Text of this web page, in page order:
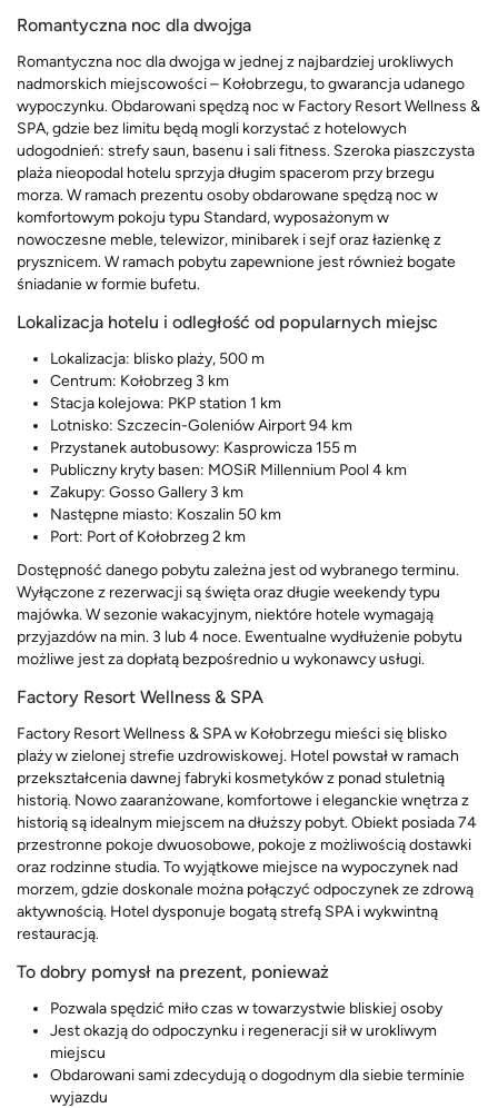
Romantyczna noc dla dwojga
Romantyczna noc dla dwojga w jednej z najbardziej urokliwych
nadmorskich miejscowości – Kołobrzegu, to gwarancja udanego
wypoczynku. Obdarowani spędzą noc w Factory Resort Wellness &
SPA, gdzie bez limitu będą mogli korzystać z hotelowych
udogodnień: strefy saun, basenu i sali fitness. Szeroka piaszczysta
plaża nieopodal hotelu sprzyja długim spacerom przy brzegu
morza. W ramach prezentu osoby obdarowane spędzą noc w
komfortowym pokoju typu Standard, wyposażonym w
nowoczesne meble, telewizor, minibarek i sejf oraz łazienkę z
prysznicem. W ramach pobytu zapewnione jest również bogate
śniadanie w formie bufetu.
Lokalizacja hotelu i odległość od popularnych miejsc
Lokalizacja: blisko plaży, 500 m
Centrum: Kołobrzeg 3 km
Stacja kolejowa: PKP station 1 km
Lotnisko: Szczecin-Goleniów Airport 94 km
Przystanek autobusowy: Kasprowicza 155 m
Publiczny kryty basen: MOSiR Millennium Pool 4 km
Zakupy: Gosso Gallery 3 km
Następne miasto: Koszalin 50 km
Port: Port of Kołobrzeg 2 km
Dostępność danego pobytu zależna jest od wybranego terminu.
Wyłączone z rezerwacji są święta oraz długie weekendy typu
majówka. W sezonie wakacyjnym, niektóre hotele wymagają
przyjazdów na min. 3 lub 4 noce. Ewentualne wydłużenie pobytu
możliwe jest za dopłatą bezpośrednio u wykonawcy usługi.
Factory Resort Wellness & SPA
Factory Resort Wellness & SPA w Kołobrzegu mieści się blisko
plaży w zielonej strefie uzdrowiskowej. Hotel powstał w ramach
przekształcenia dawnej fabryki kosmetyków z ponad stuletnią
historią. Nowo zaaranżowane, komfortowe i eleganckie wnętrza z
historią są idealnym miejscem na dłuższy pobyt. Obiekt posiada 74
przestronne pokoje dwuosobowe, pokoje z możliwością dostawki
oraz rodzinne studia. To wyjątkowe miejsce na wypoczynek nad
morzem, gdzie doskonale można połączyć odpoczynek ze zdrową
aktywnością. Hotel dysponuje bogatą strefą SPA i wykwintną
restauracją.
To dobry pomysł na prezent, ponieważ
Pozwala spędzić miło czas w towarzystwie bliskiej osoby
Jest okazją do odpoczynku i regeneracji sił w urokliwym
miejscu
Obdarowani sami zdecydują o dogodnym dla siebie terminie
wyjazdu